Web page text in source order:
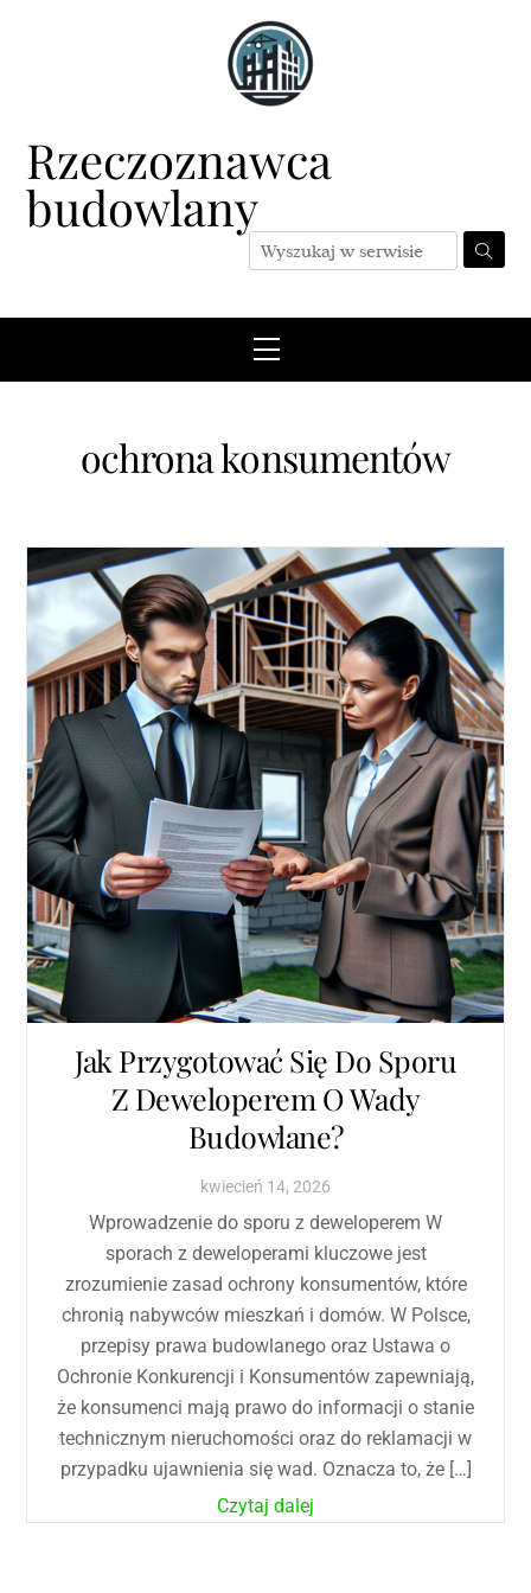
Rzeczoznawca
budowlany
Menu
ochrona konsumentów
Jak Przygotować Się Do Sporu
Z Deweloperem O Wady
Budowlane?
kwiecień 14, 2026
Wprowadzenie do sporu z deweloperem W
sporach z deweloperami kluczowe jest
zrozumienie zasad ochrony konsumentów, które
chronią nabywców mieszkań i domów. W Polsce,
przepisy prawa budowlanego oraz Ustawa o
Ochronie Konkurencji i Konsumentów zapewniają,
że konsumenci mają prawo do informacji o stanie
technicznym nieruchomości oraz do reklamacji w
przypadku ujawnienia się wad. Oznacza to, że […]
Czytaj dalej